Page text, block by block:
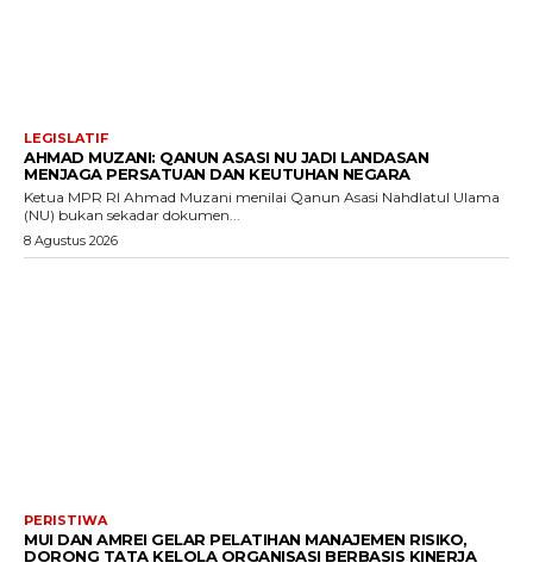
LEGISLATIF
AHMAD MUZANI: QANUN ASASI NU JADI LANDASAN
MENJAGA PERSATUAN DAN KEUTUHAN NEGARA
Ketua MPR RI Ahmad Muzani menilai Qanun Asasi Nahdlatul Ulama
(NU) bukan sekadar dokumen...
8 Agustus 2026
PERISTIWA
MUI DAN AMREI GELAR PELATIHAN MANAJEMEN RISIKO,
DORONG TATA KELOLA ORGANISASI BERBASIS KINERJA